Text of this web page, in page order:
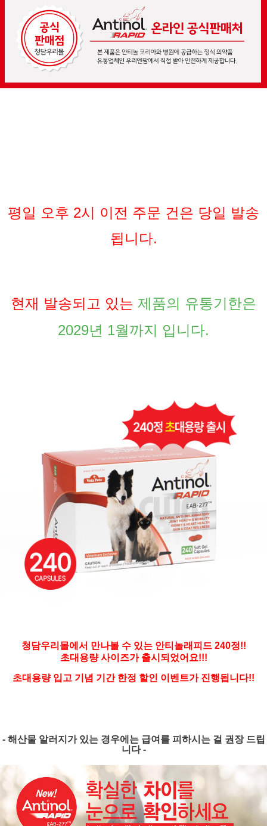
평일 오후 2시 이전 주문 건은 당일 발송
됩니다.
현재 발송되고 있는 제품의 유통기한은
2029년 1월까지 입니다.
청담우리몰에서 만나볼 수 있는 안티놀래피드 240정!!
초대용량 사이즈가 출시되었어요!!!
초대용량 입고 기념 기간 한정 할인 이벤트가 진행됩니다!!
- 해산물 알러지가 있는 경우에는 급여를 피하시는 걸 권장 드립
니다 -